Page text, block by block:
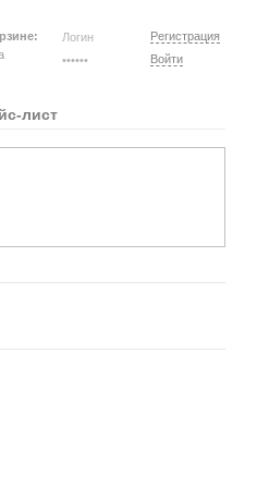
Регистрация
Войти
лист